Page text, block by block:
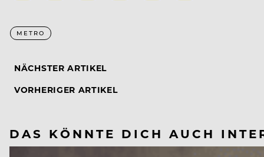
METRO
NÄCHSTER ARTIKEL
VORHERIGER ARTIKEL
DAS KÖNNTE DICH AUCH